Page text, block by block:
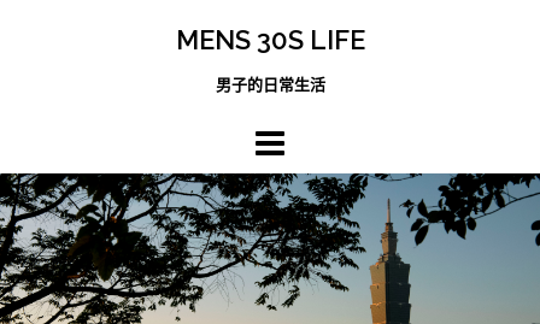
MENS 30S LIFE
男子的日常生活